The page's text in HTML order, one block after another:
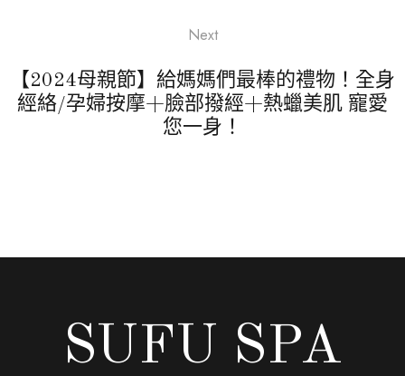
Next
【2024母親節】給媽媽們最棒的禮物！全身
經絡/孕婦按摩+臉部撥經+熱蠟美肌 寵愛
您一身！
SUFU SPA